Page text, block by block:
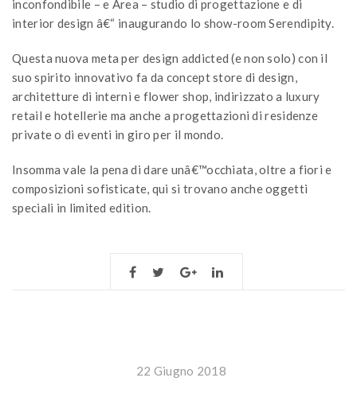
inconfondibile – e Area – studio di progettazione e di
interior design â€“ inaugurando lo show-room Serendipity.
Questa nuova meta per design addicted (e non solo) con il
suo spirito innovativo fa da concept store di design,
architetture di interni e flower shop, indirizzato a luxury
retail e hotellerie ma anche a progettazioni di residenze
private o di eventi in giro per il mondo.
Insomma vale la pena di dare unâ€™occhiata, oltre a fiori e
composizioni sofisticate, qui si trovano anche oggetti
speciali in limited edition.
22 Giugno 2018